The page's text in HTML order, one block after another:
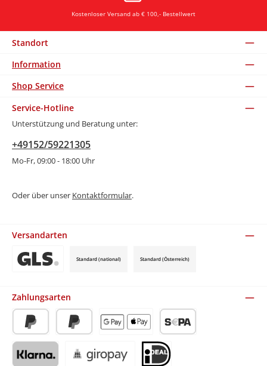
Kostenloser Versand ab € 100,- Bestellwert
Standort
Information
Shop Service
Service-Hotline
Unterstützung und Beratung unter:
+49152/59221305
Mo-Fr, 09:00 - 18:00 Uhr
Oder über unser Kontaktformular.
Versandarten
Standard (national) Standard (Österreich)
Zahlungsarten
PayPal Später BezahlenApple Pay / Google Pay (via Stripe)
SEPA-Lastschrift (via Stripe)